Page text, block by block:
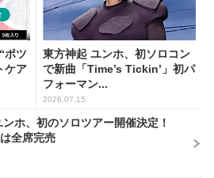
ポツ
ケア
東方神起 ユンホ、初ソロコン
で新曲「Time’s Tickin’」初パ
フォーマン...
2026.07.15
ホ、初のソロツアー開催決定！
全席完売